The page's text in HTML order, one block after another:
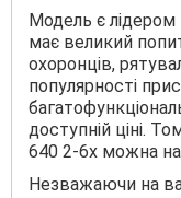
Модель є лідером
має великий
охоронців,
популярності
доступній ціні.
640 2-6x можна
Незважаючи на